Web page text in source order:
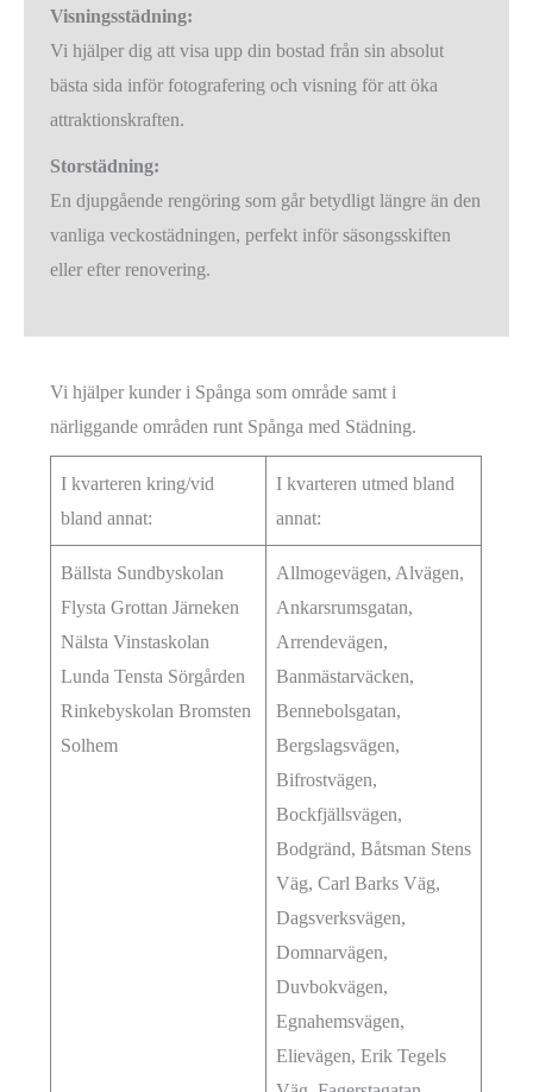
Visningsstädning:
Vi hjälper dig att visa upp din bostad från sin absolut
bästa sida inför fotografering och visning för att öka
attraktionskraften.
Storstädning:
En djupgående rengöring som går betydligt längre än den
vanliga veckostädningen, perfekt inför säsongsskiften
eller efter renovering.
Vi hjälper kunder i Spånga som område samt i
närliggande områden runt Spånga med Städning.
I kvarteren kring/vid
bland annat:
I kvarteren utmed bland
annat:
Bällsta Sundbyskolan
Flysta Grottan Järneken
Nälsta Vinstaskolan
Lunda Tensta Sörgården
Rinkebyskolan Bromsten
Solhem
Allmogevägen, Alvägen,
Ankarsrumsgatan,
Arrendevägen,
Banmästarväcken,
Bennebolsgatan,
Bergslagsvägen,
Bifrostvägen,
Bockfjällsvägen,
Bodgränd, Båtsman Stens
Väg, Carl Barks Väg,
Dagsverksvägen,
Domnarvägen,
Duvbokvägen,
Egnahemsvägen,
Elievägen, Erik Tegels